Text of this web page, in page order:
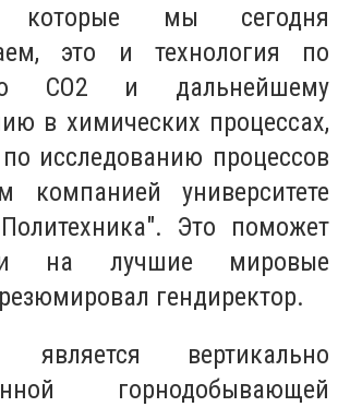
которые мы сегодня
это и технология по
СО2 и дальнейшему
в химических процессах,
исследованию процессов
компанией университете
Это поможет
на лучшие мировые
гендиректор.
является вертикально
горнодобывающей